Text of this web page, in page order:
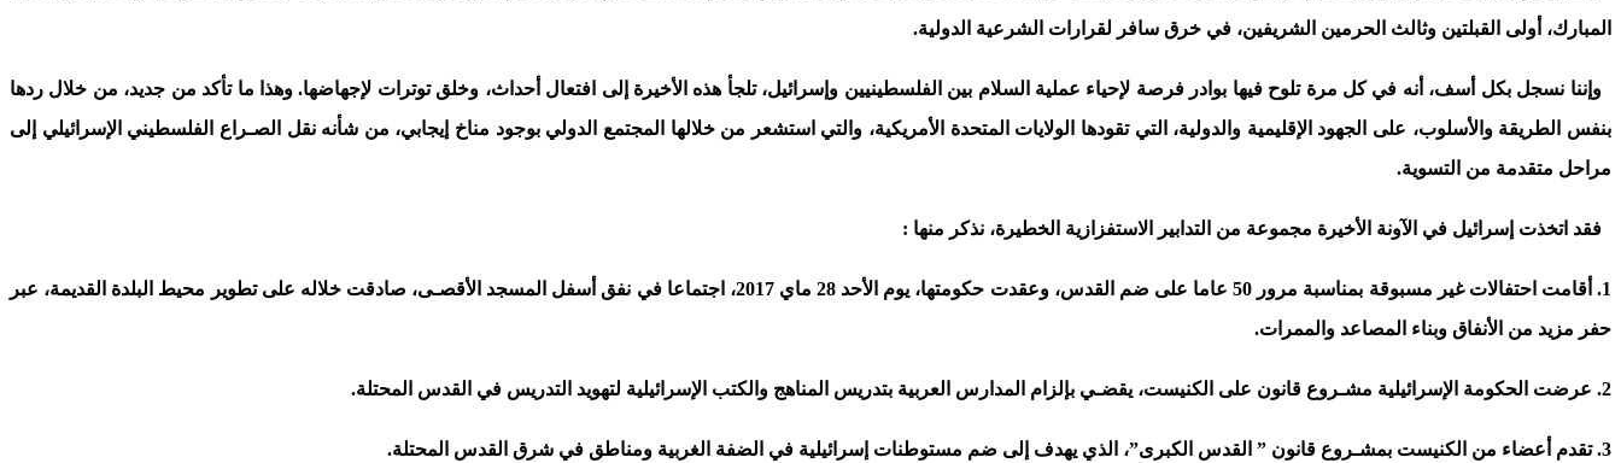
المبارك، أولى القبلتين وثالث الحرمين الشريفين، في خرق سافر لقرارات الشرعية الدولية.
وإننا نسجل بكل أسف، أنه في كل مرة تلوح فيها بوادر فرصة لإحياء عملية السلام بين الفلسطينيين وإسرائيل، تلجأ هذه الأخيرة إلى افتعال أحداث، وخلق توترات لإجهاضها. وهذا ما تأكد من جديد، من خلال ردها
بنفس الطريقة والأسلوب، على الجهود الإقليمية والدولية، التي تقودها الولايات المتحدة الأمريكية، والتي استشعر من خلالها المجتمع الدولي بوجود مناخ إيجابي، من شأنه نقل الصـراع الفلسطيني الإسرائيلي إلى
مراحل متقدمة من التسوية.
فقد اتخذت إسرائيل في الآونة الأخيرة مجموعة من التدابير الاستفزازية الخطيرة، نذكر منها :
1. أقامت احتفالات غير مسبوقة بمناسبة مرور 50 عاما على ضم القدس، وعقدت حكومتها، يوم الأحد 28 ماي 2017، اجتماعا في نفق أسفل المسجد الأقصـى، صادقت خلاله على تطوير محيط البلدة القديمة، عبر
حفر مزيد من الأنفاق وبناء المصاعد والممرات.
2. عرضت الحكومة الإسرائيلية مشـروع قانون على الكنيست، يقضـي بإلزام المدارس العربية بتدريس المناهج والكتب الإسرائيلية لتهويد التدريس في القدس المحتلة.
3. تقدم أعضاء من الكنيست بمشـروع قانون ” القدس الكبرى”، الذي يهدف إلى ضم مستوطنات إسرائيلية في الضفة الغربية ومناطق في شرق القدس المحتلة.